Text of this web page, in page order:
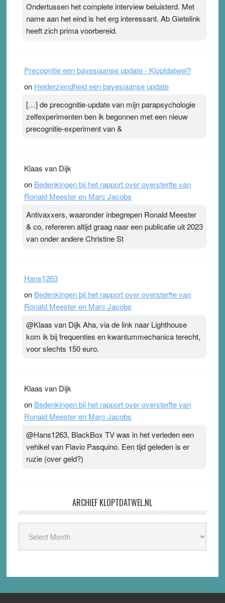
Pleisterplakkers in de topspsort ›[...]
Ondertussen het complete interview beluisterd. Met
name aan het eind is het erg interessant. Ab Gietelink
heeft zich prima voorbereid.
Precognitie een bayesiaanse update - Kloptdatwel?
on Helderziendheid een bayesiaanse update
[…] de precognitie-update van mijn parapsychologie
zelfexperimenten ben ik begonnen met een nieuw
precognitie-experiment van &
Klaas van Dijk
on Bedenkingen bij het rapport over oversterfte van
Ronald Meester en Marc Jacobs
Antivaxxers, waaronder inbegrepen Ronald Meester
& co, refereren altijd graag naar een publicatie uit 2023
van onder andere Christine St
Hans1263
on Bedenkingen bij het rapport over oversterfte van
Ronald Meester en Marc Jacobs
@Klaas van Dijk Aha, via de link naar Lighthouse
kom ik bij frequenties en kwantummechanica terecht,
voor slechts 150 euro.
Klaas van Dijk
on Bedenkingen bij het rapport over oversterfte van
Ronald Meester en Marc Jacobs
@Hans1263, BlackBox TV was in het verleden een
vehikel van Flavio Pasquino. Een tijd geleden is er
ruzie (over geld?)
ARCHIEF KLOPTDATWEL.NL
Kloptdatwel.nl